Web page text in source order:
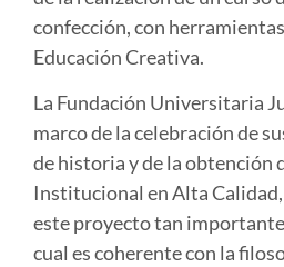
confección, con
Educación Creativa.
La Fundación Universitaria
marco de la celebración de
de historia y de la obtención
Institucional en Alta
este proyecto tan
cual es coherente con la